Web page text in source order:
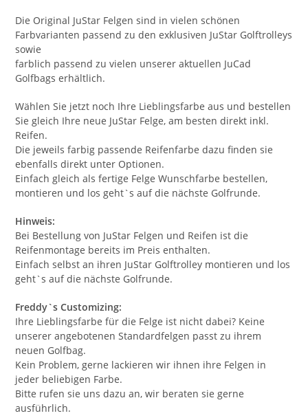
Die Original JuStar Felgen sind in vielen schönen
Farbvarianten passend zu den exklusiven JuStar Golftrolleys
sowie
farblich passend zu vielen unserer aktuellen JuCad
Golfbags erhältlich.
Wählen Sie jetzt noch Ihre Lieblingsfarbe aus und bestellen
Sie gleich Ihre neue JuStar Felge, am besten direkt inkl.
Reifen.
Die jeweils farbig passende Reifenfarbe dazu finden sie
ebenfalls direkt unter Optionen.
Einfach gleich als fertige Felge Wunschfarbe bestellen,
montieren und los geht`s auf die nächste Golfrunde.
Hinweis:
Bei Bestellung von JuStar Felgen und Reifen ist die
Reifenmontage bereits im Preis enthalten.
Einfach selbst an ihren JuStar Golftrolley montieren und los
geht`s auf die nächste Golfrunde.
Freddy`s Customizing:
Ihre Lieblingsfarbe für die Felge ist nicht dabei? Keine
unserer angebotenen Standardfelgen passt zu ihrem
neuen Golfbag.
Kein Problem, gerne lackieren wir ihnen ihre Felgen in
jeder beliebigen Farbe.
Bitte rufen sie uns dazu an, wir beraten sie gerne
ausführlich.